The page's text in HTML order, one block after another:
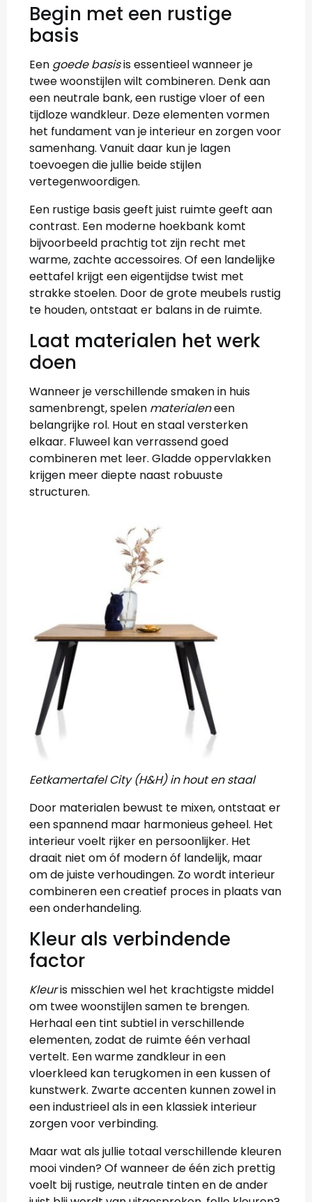
Begin met een rustige
basis
Een goede basisis essentieel wanneer je
twee woonstijlen wilt combineren. Denk aan
een neutrale bank, een rustige vloer of een
tijdloze wandkleur. Deze elementen vormen
het fundament van je interieur en zorgen voor
samenhang. Vanuit daar kun je lagen
toevoegen die jullie beide stijlen
vertegenwoordigen.
Een rustige basis geeft juist ruimte geeft aan
contrast. Een moderne hoekbank komt
bijvoorbeeld prachtig tot zijn recht met
warme, zachte accessoires. Of een landelijke
eettafel krijgt een eigentijdse twist met
strakke stoelen. Door de grote meubels rustig
te houden, ontstaat er balans in de ruimte.
Laat materialen het werk
doen
Wanneer je verschillende smaken in huis
samenbrengt, spelen materialeneen
belangrijke rol. Hout en staal versterken
elkaar. Fluweel kan verrassend goed
combineren met leer. Gladde oppervlakken
krijgen meer diepte naast robuuste
structuren.
Eetkamertafel City (H&H) in hout en staal
Door materialen bewust te mixen, ontstaat er
een spannend maar harmonieus geheel. Het
interieur voelt rijker en persoonlijker. Het
draait niet om óf modern óf landelijk, maar
om de juiste verhoudingen. Zo wordt interieur
combineren een creatief proces in plaats van
een onderhandeling.
Kleur als verbindende
factor
Kleuris misschien wel het krachtigste middel
om twee woonstijlen samen te brengen.
Herhaal een tint subtiel in verschillende
elementen, zodat de ruimte één verhaal
vertelt. Een warme zandkleur in een
vloerkleed kan terugkomen in een kussen of
kunstwerk. Zwarte accenten kunnen zowel in
een industrieel als in een klassiek interieur
zorgen voor verbinding.
Maar wat als jullie totaal verschillende kleuren
mooi vinden? Of wanneer de één zich prettig
voelt bij rustige, neutrale tinten en de ander